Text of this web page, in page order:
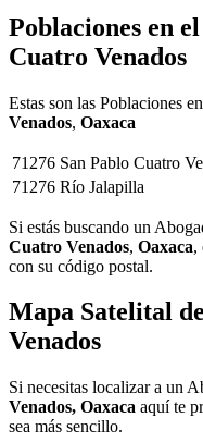
Poblaciones en
Cuatro Venados
Estas son las Poblaciones
Venados, Oaxaca
71276 San Pablo Cuatro
71276 Río Jalapilla
Si estás buscando un
Cuatro Venados, Oaxaca,
con su código postal.
Mapa Satelital de
Venados
Si necesitas localizar a un
Venados, Oaxaca aquí te
sea más sencillo.